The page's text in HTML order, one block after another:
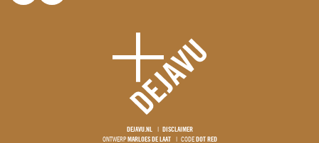
DEJAVU.NL
DISCLAIMER
ONTWERP MARLOES DE LAAT CODE DOT RED